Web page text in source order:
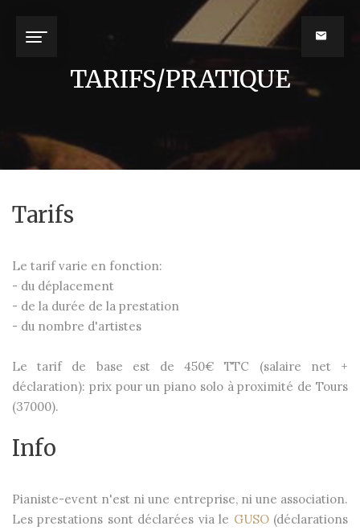
TARIFS/PRATIQUE
Tarifs
Le tarif varie en fonction:
- du déplacement
- de la durée de la prestation
- du nombre d'artistes
Le tarif de base est de 450€ TTC (salaire net +
déclaration): prix pour un piano solo à proximité de Tours
(37000).
Info
Pianiste-event n'est ni une entreprise, ni une association.
Les prestations sont déclarées via le GUSO (déclarations